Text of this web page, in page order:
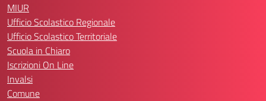
MIUR
Ufficio Scolastico Regionale
Ufficio Scolastico Territoriale
Scuola in Chiaro
Iscrizioni On Line
Invalsi
Comune